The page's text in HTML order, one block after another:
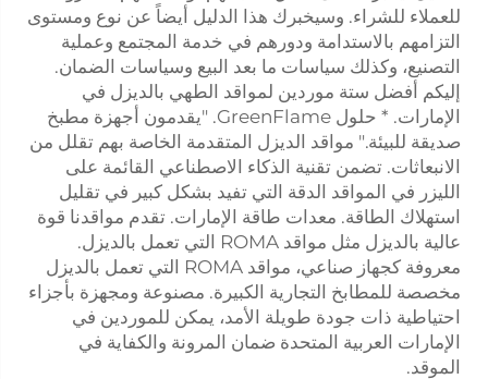
للعملاء للشراء. وسيخبرك هذا الدليل أيضاً عن نوع ومستوى
التزامهم بالاستدامة ودورهم في خدمة المجتمع وعملية
التصنيع، وكذلك سياسات ما بعد البيع وسياسات الضمان.
إليكم أفضل ستة موردين لمواقد الطهي بالديزل في
الإمارات. * حلول GreenFlame. "يقدمون أجهزة مطبخ
صديقة للبيئة." مواقد الديزل المتقدمة الخاصة بهم تقلل من
الانبعاثات. تضمن تقنية الذكاء الاصطناعي القائمة على
الليزر في المواقد الدقة التي تفيد بشكل كبير في تقليل
استهلاك الطاقة. معدات طاقة الإمارات. تقدم مواقدنا قوة
عالية بالديزل مثل مواقد ROMA التي تعمل بالديزل.
معروفة كجهاز صناعي، مواقد ROMA التي تعمل بالديزل
مخصصة للمطابخ التجارية الكبيرة. مصنوعة ومجهزة بأجزاء
احتياطية ذات جودة طويلة الأمد، يمكن للموردين في
الإمارات العربية المتحدة ضمان المرونة والكفاية في
الموقد.